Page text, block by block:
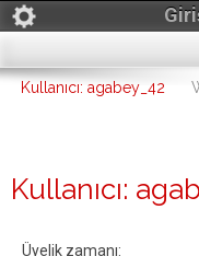
Kullanıcı: agabey_42
Kullanıcı:
Üyelik zamanı: